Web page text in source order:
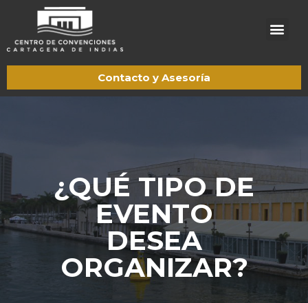
Contacto y Asesoría
¿QUÉ TIPO DE
EVENTO
DESEA
ORGANIZAR?